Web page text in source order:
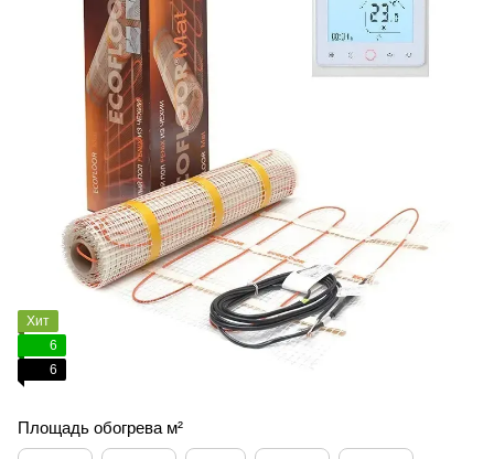
Хит
6
6
Площадь обогрева м²